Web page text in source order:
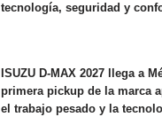
tecnología, seguridad y
ISUZU D-MAX 2027 llega a
primera pickup de la marca
el trabajo pesado y la